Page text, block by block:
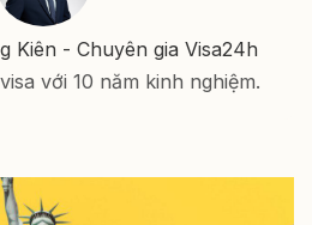
Kiên - Chuyên gia Visa24h
với 10 năm kinh nghiệm.